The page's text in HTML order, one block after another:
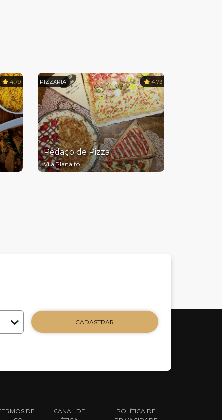
4.79 PIZZARIA 4.73
Pedaço de Pizza
Vila Planalto
CADASTRAR
DE CANAL DE POLÍTICA DE